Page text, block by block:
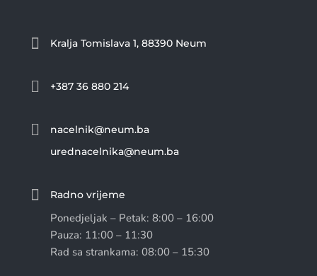
 Kralja Tomislava 1, 88390 Neum
 +387 36 880 214

nacelnik@neum.ba
urednacelnika@neum.ba
 Radno vrijeme
Ponedjeljak – Petak: 8:00 – 16:00
Pauza: 11:00 – 11:30
Rad sa strankama: 08:00 – 15:30